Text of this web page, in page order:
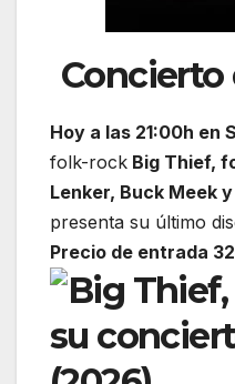
Hoy a las 21:00h en
folk-rock Big Thief,
Lenker, Buck Meek
presenta su último
Precio de entrada